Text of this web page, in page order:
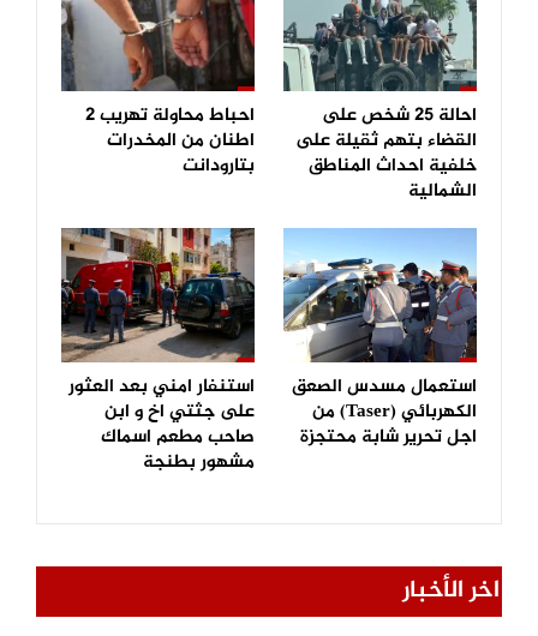
احالة 25 شخص على
القضاء بتهم ثقيلة على
خلفية احداث المناطق
الشمالية
احباط محاولة تهريب 2
اطنان من المخدرات
بتارودانت
استعمال مسدس الصعق
الكهربائي (Taser) من
اجل تحرير شابة محتجزة
استنفار امني بعد العثور
على جثتي اخ و ابن
صاحب مطعم اسماك
مشهور بطنجة
اخر الأخبار